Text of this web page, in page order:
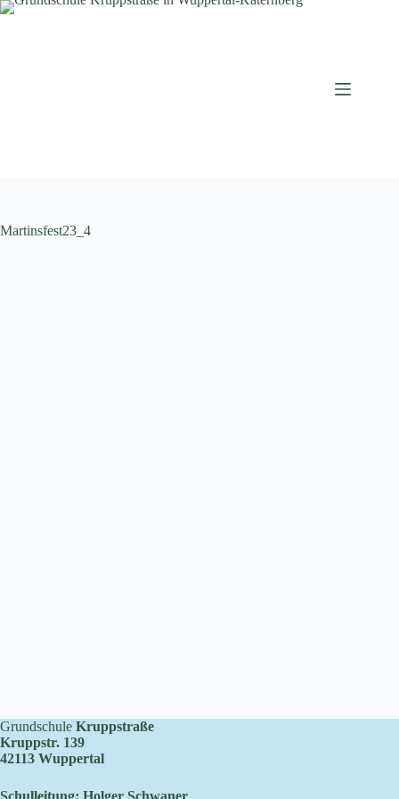
Zum
Martinsfest23_4
Grundschule Kruppstraße
Kruppstr. 139
42113 Wuppertal
Schulleitung: Holger Schwaner